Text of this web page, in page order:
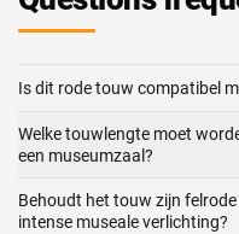
Is dit rode touw compatibel
Welke touwlengte moet
een museumzaal?
Behoudt het touw zijn
intense museale verlichting?